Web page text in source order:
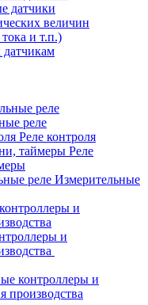
датчики
величин
и т.п.)
датчикам
реле
Реле контроля
Реле
Измерительные
и
контроллеры и
производства